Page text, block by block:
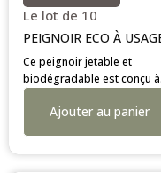
Le lot de 10
Ce peignoir jetable et
biodégradable est conçu à
100% en fibres végétales de
haute qualité avec une
Ajouter au panier